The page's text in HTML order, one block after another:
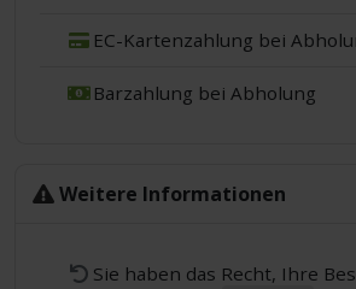
EC-Kartenzahlung bei
Barzahlung bei Abholung
Weitere Informationen
Sie haben das Recht, Ihre